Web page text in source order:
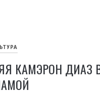
КАМЭРОН ДИАЗ